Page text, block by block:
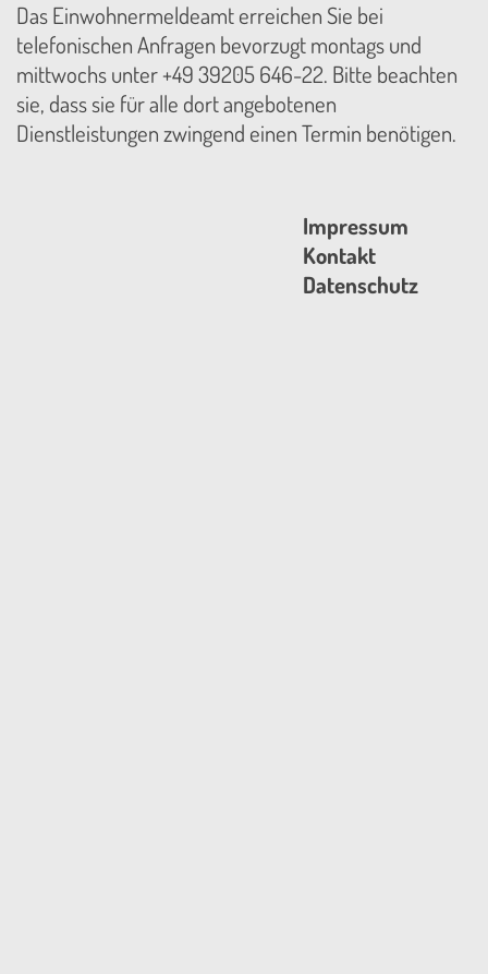
Das Einwohnermeldeamt erreichen Sie bei
telefonischen Anfragen bevorzugt montags und
mittwochs unter +49 39205 646-22. Bitte beachten
sie, dass sie für alle dort angebotenen
Dienstleistungen zwingend einen Termin benötigen.
Impressum
Kontakt
Datenschutz